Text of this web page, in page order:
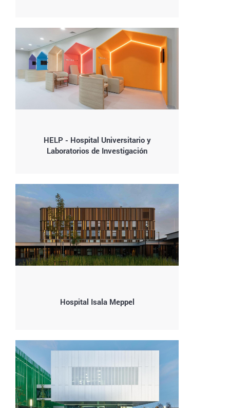
HELP - Hospital Universitario y
Laboratorios de Investigación
Hospital Isala Meppel